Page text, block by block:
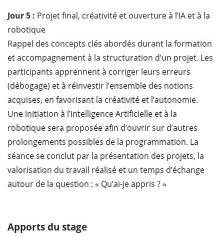
Jour 5 : Projet final, créativité et ouverture à l’IA et à la
robotique
Rappel des concepts clés abordés durant la formation
et accompagnement à la structuration d’un projet. Les
participants apprennent à corriger leurs erreurs
(débogage) et à réinvestir l’ensemble des notions
acquises, en favorisant la créativité et l’autonomie.
Une initiation à l’Intelligence Artificielle et à la
robotique sera proposée afin d’ouvrir sur d’autres
prolongements possibles de la programmation. La
séance se conclut par la présentation des projets, la
valorisation du travail réalisé et un temps d’échange
autour de la question : « Qu’ai-je appris ? »
Apports du stage